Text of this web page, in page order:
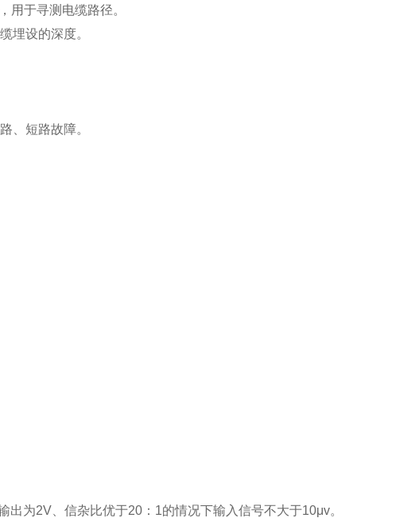
用于寻测电缆路径。
埋设的深度。
、短路故障。
为2V、信杂比优于20：1的情况下输入信号不大于10μv。